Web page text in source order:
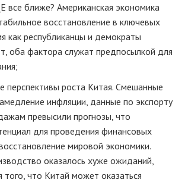
все ближе? Американская экономика
восстановление в ключевых
как республиканцы и демократы
оба фактора служат предпосылкой для
перспективы роста Китая. Смешанные
инфляции, данные по экспорту
превысили прогнозы, что
для проведения финансовых
мировой экономики.
оказалось хуже ожиданий,
того, что Китай может оказаться